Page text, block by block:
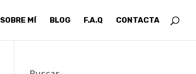
SOBRE MÍ BLOG F.A.Q CONTACTA